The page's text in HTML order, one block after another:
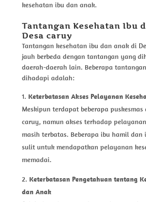
kesehatan ibu dan anak.
Tantangan Kesehatan Ibu
Desa caruy
Tantangan kesehatan ibu dan anak di
jauh berbeda dengan tantangan yang
daerah-daerah lain. Beberapa
dihadapi adalah:
Keterbatasan Akses Pelayanan
Meskipun terdapat beberapa puskesmas
caruy, namun akses terhadap
masih terbatas. Beberapa ibu hamil dan
sulit untuk mendapatkan pelayanan
memadai.
Keterbatasan Pengetahuan tentang
dan Anak